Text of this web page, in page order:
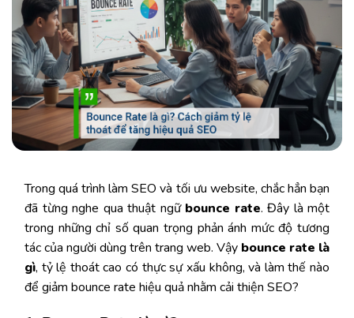
Trong quá trình làm SEO và tối ưu website, chắc hẳn bạn
đã từng nghe qua thuật ngữ bounce rate. Đây là một
trong những chỉ số quan trọng phản ánh mức độ tương
tác của người dùng trên trang web. Vậy bounce rate là
gì, tỷ lệ thoát cao có thực sự xấu không, và làm thế nào
để giảm bounce rate hiệu quả nhằm cải thiện SEO?